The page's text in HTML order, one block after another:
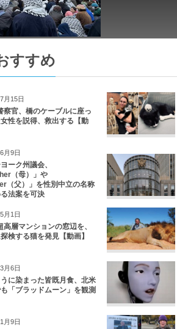
すすめ
月15日
察官、橋のケーブルに座っ
性を説得、救出する【動
月9日
ーク州議会、
（母）」や
（父）」を性別中立の名称
法案を可決
月1日
高層マンションの窓辺を、
検する猫を発見【動画】
月6日
に染まった皆既月食、北米
「ブラッドムーン」を観測
月9日